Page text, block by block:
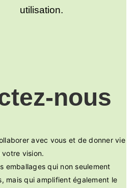
utilisation.
nous
avec vous et de donner vie
votre vision.
emballages qui non seulement
mais qui amplifient également le